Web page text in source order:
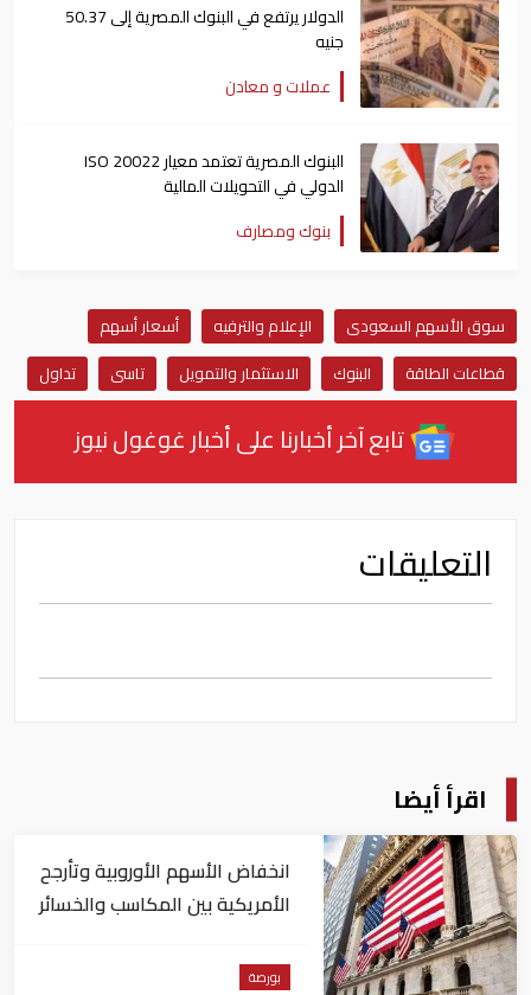
الدولار يرتفع في البنوك المصرية إلى 50.37
جنيه
عملات و معادن
البنوك المصرية تعتمد معيار ISO 20022
الدولي في التحويلات المالية
بنوك ومصارف
سوق الأسهم السعودى الإعلام والترفيه
أسعار أسهم
قطاعات الطاقة
البنوك الاستثمار والتمويل تاسى تداول
تابع آخر أخبارنا على أخبار غوغول نيوز
التعليقات
اقرأ أيضا
انخفاض الأسهم الأوروبية وتأرجح
الأمريكية بين المكاسب والخسائر
بورصة